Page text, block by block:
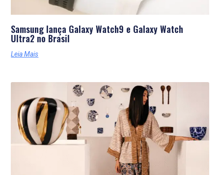
Samsung lança Galaxy Watch9 e Galaxy Watch
Ultra2 no Brasil
Leia Mais